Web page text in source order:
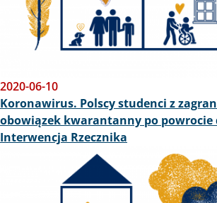
2020-06-10
Koronawirus. Polscy studenci z
obowiązek kwarantanny po powrocie
Interwencja Rzecznika